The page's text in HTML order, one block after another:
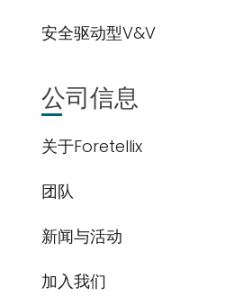
安全驱动型V&V
公司信息
关于Foretellix
团队
新闻与活动
加入我们